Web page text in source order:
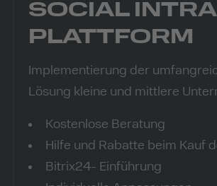
SOCIAL
PLATTFORM
Implementierung der
Lösung kleine und mittlere
Kostenlose Beratung
Hilfe und Rabatte beim Kauf
Bitrix24- Einführung